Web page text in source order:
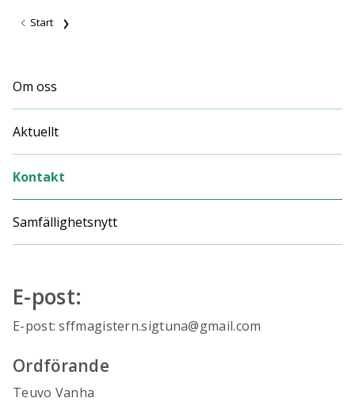
Start
Om oss
Aktuellt
Kontakt
Samfällighetsnytt
E-post:
E-post: sffmagistern.sigtuna@gmail.com
Ordförande
Teuvo Vanha